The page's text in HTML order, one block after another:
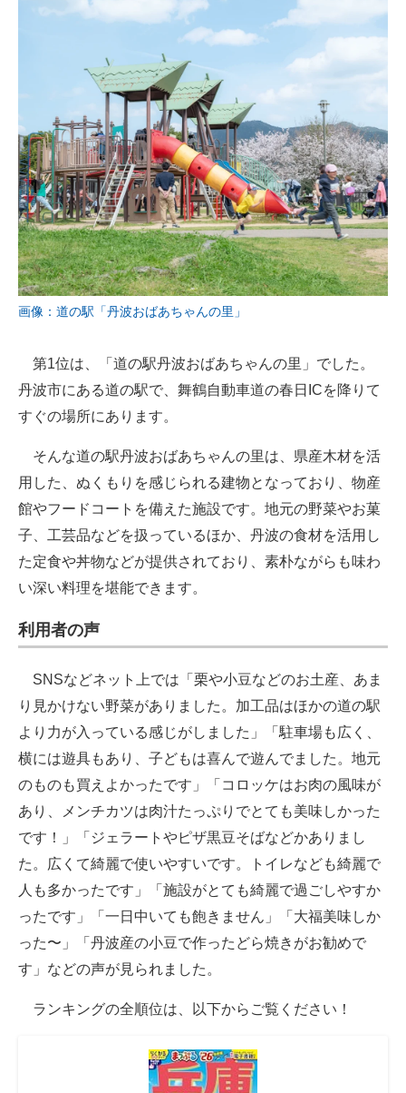
画像：道の駅「丹波おばあちゃんの里」
第1位は、「道の駅丹波おばあちゃんの里」でした。
丹波市にある道の駅で、舞鶴自動車道の春日ICを降りて
すぐの場所にあります。
そんな道の駅丹波おばあちゃんの里は、県産木材を活
用した、ぬくもりを感じられる建物となっており、物産
館やフードコートを備えた施設です。地元の野菜やお菓
子、工芸品などを扱っているほか、丹波の食材を活用し
た定食や丼物などが提供されており、素朴ながらも味わ
い深い料理を堪能できます。
利用者の声
SNSなどネット上では「栗や小豆などのお土産、あま
り見かけない野菜がありました。加工品はほかの道の駅
より力が入っている感じがしました」「駐車場も広く、
横には遊具もあり、子どもは喜んで遊んでました。地元
のものも買えよかったです」「コロッケはお肉の風味が
あり、メンチカツは肉汁たっぷりでとても美味しかった
です！」「ジェラートやピザ黒豆そばなどかありまし
た。広くて綺麗で使いやすいです。トイレなども綺麗で
人も多かったです」「施設がとても綺麗で過ごしやすか
ったです」「一日中いても飽きません」「大福美味しか
った〜」「丹波産の小豆で作ったどら焼きがお勧めで
す」などの声が見られました。
ランキングの全順位は、以下からご覧ください！